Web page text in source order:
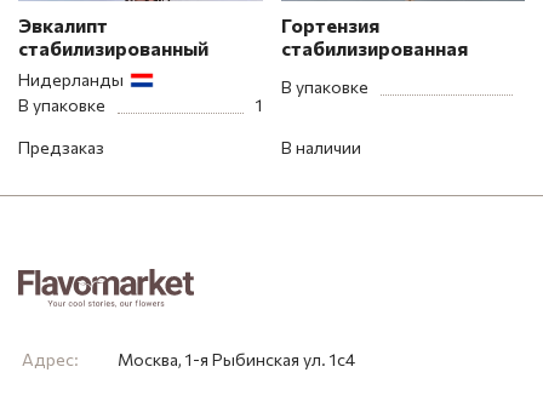
Эвкалипт
стабилизированный
Нидерланды
В упаковке
1
Предзаказ
Гортензия
стабилизированная
В упаковке
В наличии
Адрес: Москва, 1-я Рыбинская ул. 1с4